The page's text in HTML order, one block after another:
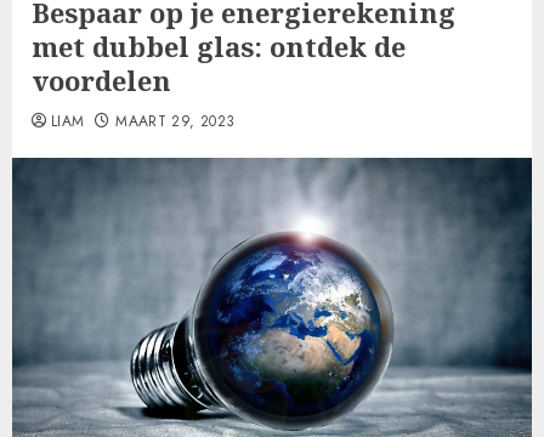
Bespaar op je energierekening
met dubbel glas: ontdek de
voordelen
LIAM MAART 29, 2023